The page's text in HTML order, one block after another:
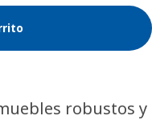
robustos y